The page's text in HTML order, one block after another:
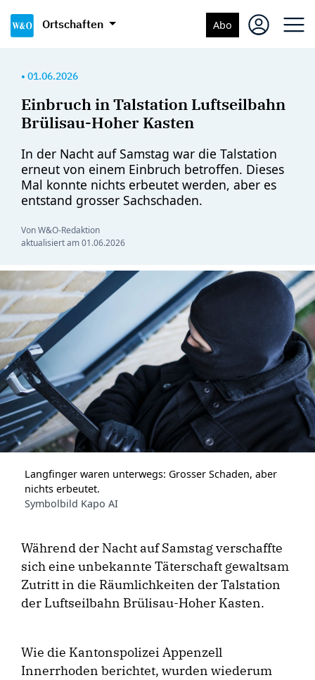
Ortschaften Abo
• 01.06.2026
Einbruch in Talstation Luftseilbahn
Brülisau-Hoher Kasten
In der Nacht auf Samstag war die Talstation
erneut von einem Einbruch betroffen. Dieses
Mal konnte nichts erbeutet werden, aber es
entstand grosser Sachschaden.
Von W&O-Redaktion
aktualisiert am01.06.2026
Langfinger waren unterwegs: Grosser Schaden, aber
nichts erbeutet.
Symbolbild Kapo AI
Während der Nacht auf Samstag verschaffte
sich eine unbekannte Täterschaft gewaltsam
Zutritt in die Räumlichkeiten der Talstation
der Luftseilbahn Brülisau-Hoher Kasten.
Wie die Kantonspolizei Appenzell
Innerrhoden berichtet, wurden wiederum